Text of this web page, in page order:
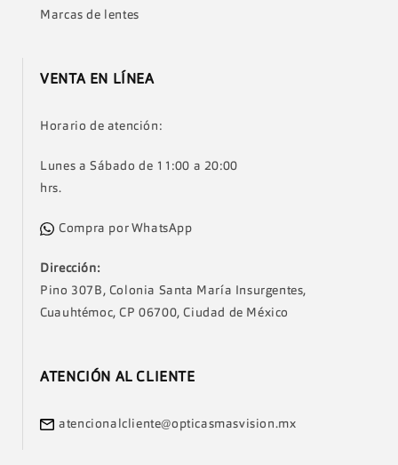
Marcas de lentes
VENTA EN LÍNEA
Horario de atención:
Lunes a Sábado de 11:00 a 20:00
hrs.
Compra por WhatsApp
Dirección:
Pino 307B, Colonia Santa María Insurgentes,
Cuauhtémoc, CP 06700, Ciudad de México
ATENCIÓN AL CLIENTE
atencionalcliente@opticasmasvision.mx